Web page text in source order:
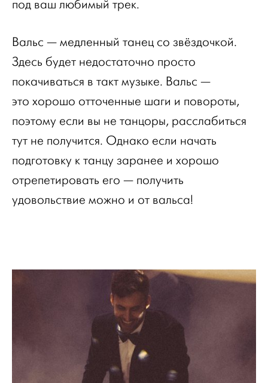
под ваш любимый трек.
Вальс — медленный танец со звёздочкой.
Здесь будет недостаточно просто
покачиваться в такт музыке. Вальс —
это хорошо отточенные шаги и повороты,
поэтому если вы не танцоры, расслабиться
тут не получится. Однако если начать
подготовку к танцу заранее и хорошо
отрепетировать его — получить
удовольствие можно и от вальса!